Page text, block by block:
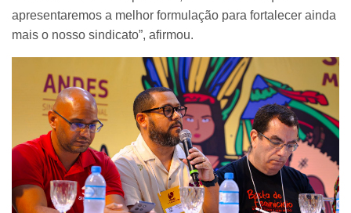
apresentaremos a melhor formulação para fortalecer ainda
mais o nosso sindicato”, afirmou.